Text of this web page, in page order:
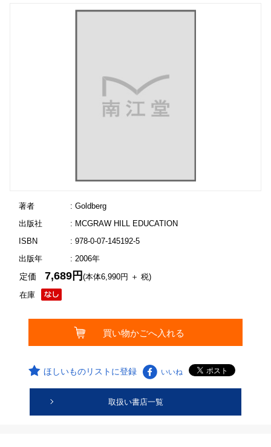
著者
: Goldberg
出版社
: MCGRAW HILL EDUCATION
ISBN
: 978-0-07-145192-5
出版年
: 2006年
在庫
定価7,689円(本体6,990円 ＋ 税)
ほしいものリストに登録 いいね
取扱い書店一覧